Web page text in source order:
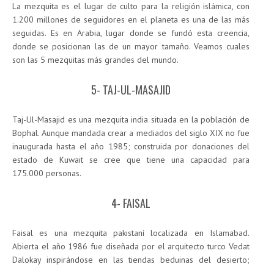
La mezquita es el lugar de culto para la religión islámica, con
1.200 millones de seguidores en el planeta es una de las más
seguidas. Es en Arabia, lugar donde se fundó esta creencia,
donde se posicionan las de un mayor tamaño. Veamos cuales
son las 5 mezquitas más grandes del mundo.
5- TAJ-UL-MASAJID
Taj-Ul-Masajid es una mezquita india situada en la población de
Bophal. Aunque mandada crear a mediados del siglo XIX no fue
inaugurada hasta el año 1985; construida por donaciones del
estado de Kuwait se cree que tiene una capacidad para
175.000 personas.
4- FAISAL
Faisal es una mezquita pakistaní localizada en Islamabad.
Abierta el año 1986 fue diseñada por el arquitecto turco Vedat
Dalokay inspirándose en las tiendas beduinas del desierto;